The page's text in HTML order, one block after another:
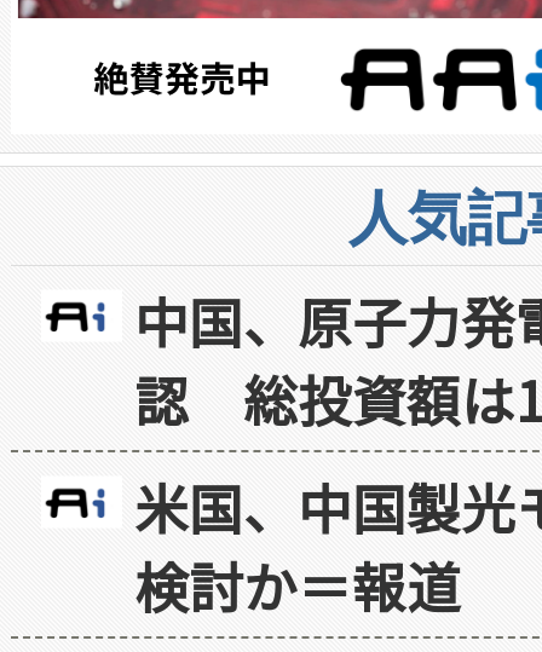
人気
中国、原子力
認 総投資額は
米国、中国製光
検討か＝報道